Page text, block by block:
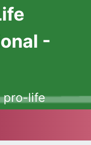
-
pro-life